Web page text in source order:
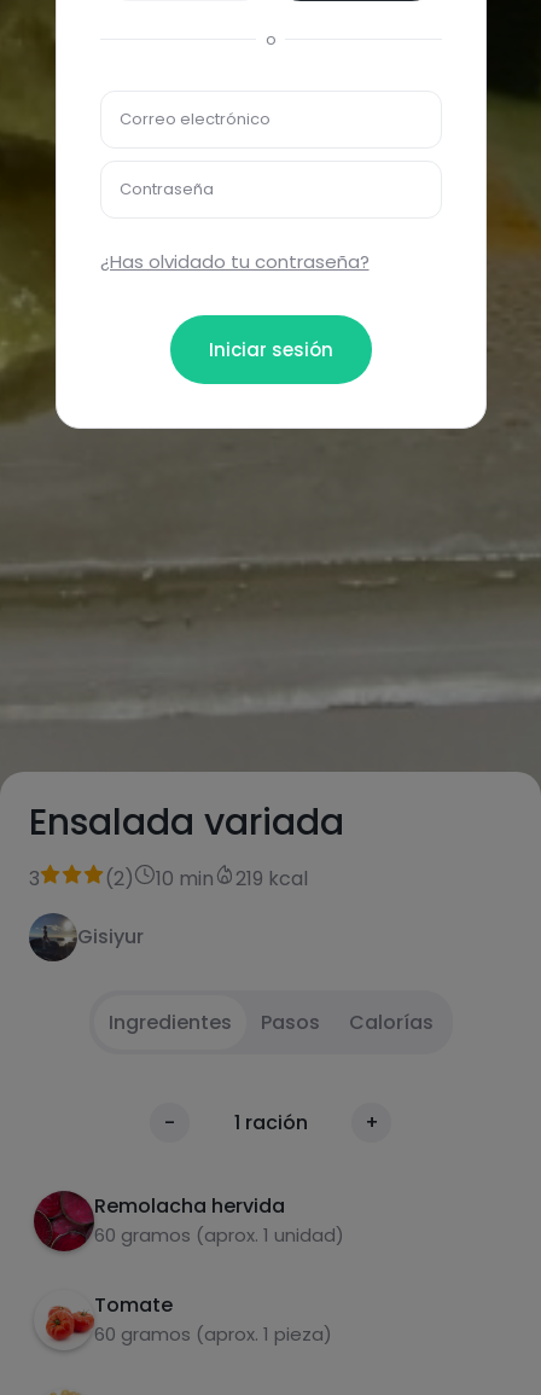
Ensalada variada
3 (2) 10 min 219 kcal
Gisiyur
Ingredientes Pasos Calorías
- 1 ración +
Remolacha hervida
60 gramos (aprox. 1 unidad)
Tomate
60 gramos (aprox. 1 pieza)
Pica los ingredientes a tu gusto, yo los pique
mediano….. y nada más a disfrutar
o
Correo electrónico
Contraseña
¿Has olvidado tu contraseña?
Iniciar sesión